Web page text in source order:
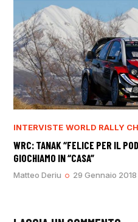
INTERVISTE WORLD RALLY
WRC: TANAK “FELICE PER IL
GIOCHIAMO IN “CASA”
Matteo Deriu 29 Gennaio 2018